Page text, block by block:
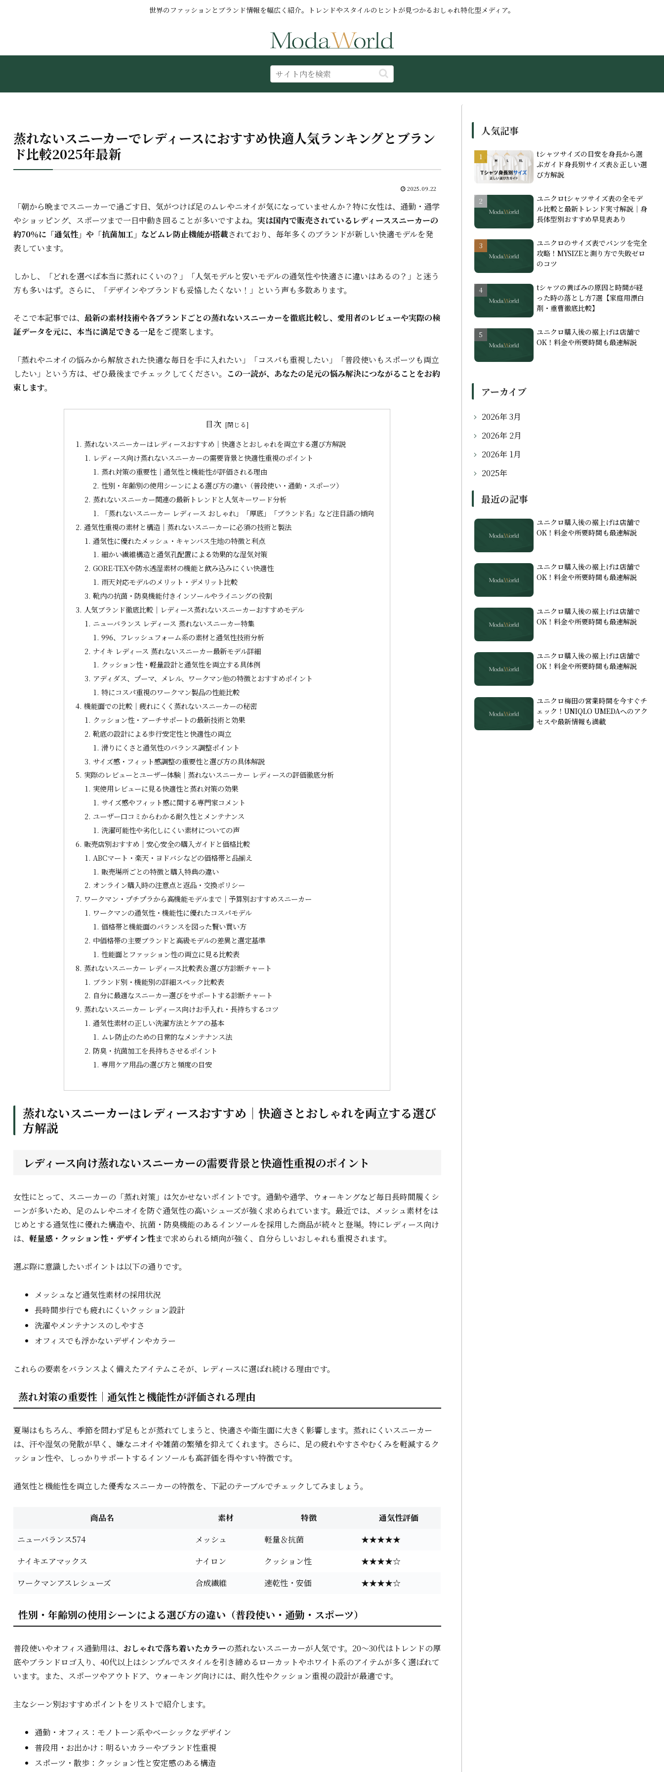
世界のファッションとブランド情報を幅広く紹介。トレンドやスタイルのヒントが見つかるおしゃれ特化型メディア。
蒸れないスニーカーでレディースにおすすめ快適人気ランキングとブラン
ド比較2025年最新
2025.09.22
「朝から晩までスニーカーで過ごす日、気がつけば足のムレやニオイが気になっていませんか？特に女性は、通勤・通学
やショッピング、スポーツまで一日中動き回ることが多いですよね。 実は国内で販売されているレディーススニーカーの
約70％に「通気性」や「抗菌加工」などムレ防止機能が搭載されており、毎年多くのブランドが新しい快適モデルを発
表しています。
しかし、「どれを選べば本当に蒸れにくいの？」「人気モデルと安いモデルの通気性や快適さに違いはあるの？」と迷う
方も多いはず。さらに、「デザインやブランドも妥協したくない！」という声も多数あります。
そこで本記事では、 最新の素材技術や各ブランドごとの蒸れないスニーカーを徹底比較し、愛用者のレビューや実際の検
証データを元に、本当に満足できる一足をご提案します。
「蒸れやニオイの悩みから解放された快適な毎日を手に入れたい」「コスパも重視したい」「普段使いもスポーツも両立
したい」という方は、ぜひ最後までチェックしてください。
この一読が、あなたの足元の悩み解決につながることをお約
束します。
目次
蒸れないスニーカーはレディースおすすめ｜快適さとおしゃれを両立する選び方解説
レディース向け蒸れないスニーカーの需要背景と快適性重視のポイント
蒸れ対策の重要性｜通気性と機能性が評価される理由
性別・年齢別の使用シーンによる選び方の違い（普段使い・通勤・スポーツ）
蒸れないスニーカー関連の最新トレンドと人気キーワード分析
「蒸れないスニーカー レディース おしゃれ」「厚底」「ブランド名」など注目語の傾向
通気性重視の素材と構造｜蒸れないスニーカーに必須の技術と製法
通気性に優れたメッシュ・キャンバス生地の特徴と利点
細かい繊維構造と通気孔配置による効果的な湿気対策
GORE-TEXや防水透湿素材の機能と飲み込みにくい快適性
雨天対応モデルのメリット・デメリット比較
靴内の抗菌・防臭機能付きインソールやライニングの役割
人気ブランド徹底比較｜レディース蒸れないスニーカーおすすめモデル
ニューバランス レディース 蒸れないスニーカー特集
996、フレッシュフォーム系の素材と通気性技術分析
ナイキ レディース 蒸れないスニーカー最新モデル詳細
クッション性・軽量設計と通気性を両立する具体例
アディダス、プーマ、メレル、ワークマン他の特徴とおすすめポイント
特にコスパ重視のワークマン製品の性能比較
機能面での比較｜疲れにくく蒸れないスニーカーの秘密
クッション性・アーチサポートの最新技術と効果
靴底の設計による歩行安定性と快適性の両立
滑りにくさと通気性のバランス調整ポイント
サイズ感・フィット感調整の重要性と選び方の具体解説
実際のレビューとユーザー体験｜蒸れないスニーカー レディースの評価徹底分析
実使用レビューに見る快適性と蒸れ対策の効果
サイズ感やフィット感に関する専門家コメント
ユーザー口コミからわかる耐久性とメンテナンス
洗濯可能性や劣化しにくい素材についての声
販売店別おすすめ｜安心安全の購入ガイドと価格比較
ABCマート・楽天・ヨドバシなどの価格帯と品揃え
販売場所ごとの特徴と購入特典の違い
オンライン購入時の注意点と返品・交換ポリシー
ワークマン・プチプラから高機能モデルまで｜予算別おすすめスニーカー
ワークマンの通気性・機能性に優れたコスパモデル
価格帯と機能面のバランスを図った賢い買い方
中価格帯の主要ブランドと高級モデルの差異と選定基準
性能面とファッション性の両立に見る比較表
蒸れないスニーカー レディース比較表＆選び方診断チャート
ブランド別・機能別の詳細スペック比較表
自分に最適なスニーカー選びをサポートする診断チャート
蒸れないスニーカー レディース向けお手入れ・長持ちするコツ
通気性素材の正しい洗濯方法とケアの基本
ムレ防止のための日常的なメンテナンス法
防臭・抗菌加工を長持ちさせるポイント
専用ケア用品の選び方と頻度の目安
蒸れないスニーカーはレディースおすすめ｜快適さとおしゃれを両立する選び
方解説
レディース向け蒸れないスニーカーの需要背景と快適性重視のポイント
女性にとって、スニーカーの「蒸れ対策」は欠かせないポイントです。通勤や通学、ウォーキングなど毎日長時間履くシ
ーンが多いため、足のムレやニオイを防ぐ通気性の高いシューズが強く求められています。最近では、メッシュ素材をは
じめとする通気性に優れた構造や、抗菌・防臭機能のあるインソールを採用した商品が続々と登場。特にレディース向け
は、 軽量感・クッション性・デザイン性まで求められる傾向が強く、自分らしいおしゃれも重視されます。
選ぶ際に意識したいポイントは以下の通りです。
メッシュなど通気性素材の採用状況
長時間歩行でも疲れにくいクッション設計
洗濯やメンテナンスのしやすさ
オフィスでも浮かないデザインやカラー
これらの要素をバランスよく備えたアイテムこそが、レディースに選ばれ続ける理由です。
蒸れ対策の重要性｜通気性と機能性が評価される理由
夏場はもちろん、季節を問わず足もとが蒸れてしまうと、快適さや衛生面に大きく影響します。蒸れにくいスニーカー
は、汗や湿気の発散が早く、嫌なニオイや雑菌の繁殖を抑えてくれます。さらに、足の疲れやすさやむくみを軽減するク
ッション性や、しっかりサポートするインソールも高評価を得やすい特徴です。
通気性と機能性を両立した優秀なスニーカーの特徴を、下記のテーブルでチェックしてみましょう。
商品名 素材 特徴
通気性評価
ニューバランス574
メッシュ 軽量＆抗菌
★★★★★
ナイキエアマックス
ナイロン クッション性
★★★★☆
ワークマンアスレシューズ
合成繊維 速乾性・安価 ★★★★☆
性別・年齢別の使用シーンによる選び方の違い（普段使い・通勤・スポーツ）
普段使いやオフィス通勤用は、 おしゃれで落ち着いたカラーの蒸れないスニーカーが人気です。20～30代はトレンドの厚
底やブランドロゴ入り、40代以上はシンプルでスタイルを引き締めるローカットやホワイト系のアイテムが多く選ばれて
います。また、スポーツやアウトドア、ウォーキング向けには、耐久性やクッション重視の設計が最適です。
主なシーン別おすすめポイントをリストで紹介します。
通勤・オフィス：モノトーン系やベーシックなデザイン
普段用・お出かけ：明るいカラーやブランド性重視
スポーツ・散歩：クッション性と安定感のある構造
人気記事
tシャツサイズの目安を身長から選
ぶガイド身長別サイズ表＆正しい選
び方解説
ユニクロtシャツサイズ表の全モデ
ル比較と最新トレンド実寸解説｜身
長体型別おすすめ早見表あり
ユニクロのサイズ表でパンツを完全
攻略！MYSIZEと測り方で失敗ゼロ
のコツ
tシャツの黄ばみの原因と時間が経
った時の落とし方7選【家庭用漂白
剤・重曹徹底比較】
ユニクロ購入後の裾上げは店舗で
OK！料金や所要時間も最速解説
アーカイブ
2026年 3月
2026年 2月
2026年 1月
2025年
最近の記事
ユニクロ購入後の裾上げは店舗で
OK！料金や所要時間も最速解説
ユニクロ購入後の裾上げは店舗で
OK！料金や所要時間も最速解説
ユニクロ購入後の裾上げは店舗で
OK！料金や所要時間も最速解説
ユニクロ購入後の裾上げは店舗で
OK！料金や所要時間も最速解説
ユニクロ梅田の営業時間を今すぐチ
ェック！UNIQLO UMEDAへのアク
セスや最新情報も満載